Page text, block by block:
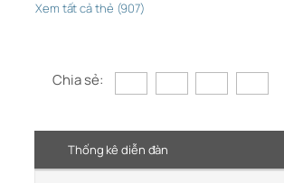
Xem tất cả thẻ (907)
Chia sẻ:
Thống kê diễn đàn